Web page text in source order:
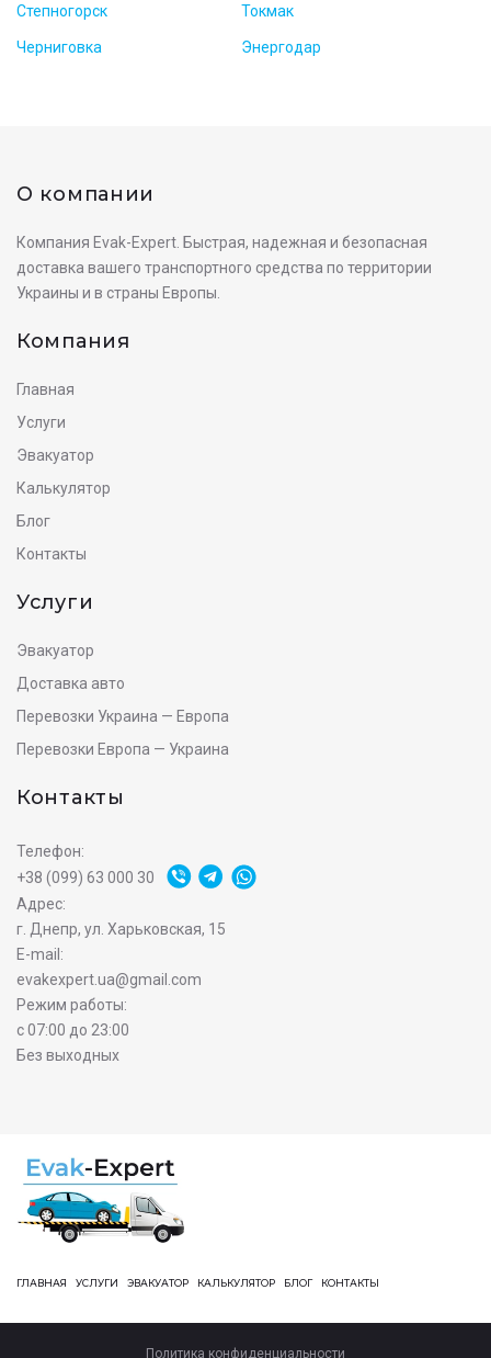
Степногорск Токмак
Черниговка Энергодар
О компании
Компания Evak-Expert. Быстрая, надежная и безопасная
доставка вашего транспортного средства по территории
Украины и в страны Европы.
Компания
Главная
Услуги
Эвакуатор
Калькулятор
Блог
Контакты
Услуги
Эвакуатор
Доставка авто
Перевозки Украина — Европа
Перевозки Европа — Украина
Контакты
Телефон:
+38 (099) 63 000 30
Адрес:
г. Днепр, ул. Харьковская, 15
E-mail:
evakexpert.ua@gmail.com
Режим работы:
с 07:00 до 23:00
Без выходных
ГЛАВНАЯ УСЛУГИ ЭВАКУАТОР КАЛЬКУЛЯТОР БЛОГ КОНТАКТЫ
Политика конфиденциальности